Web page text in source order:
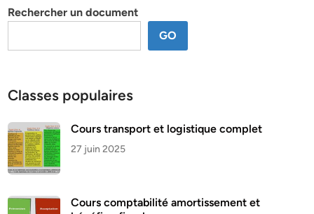
Rechercher un document
GO
Classes populaires
Cours transport et logistique complet
27 juin 2025
Cours comptabilité amortissement et